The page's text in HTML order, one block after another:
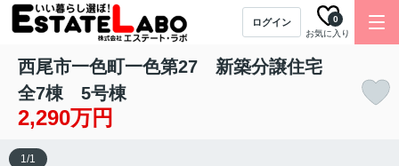
ログイン
お気に入り
0
西尾市一色町一色第27 新築分譲住宅
全7棟 5号棟
2,290万円
1/1